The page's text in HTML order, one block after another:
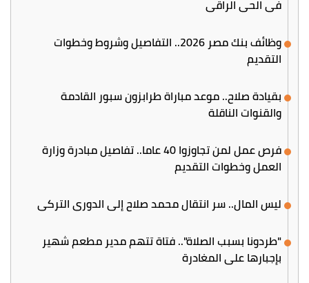
في الحي الراقي
وظائف بنك مصر 2026.. التفاصيل وشروط وخطوات
التقديم
بقيادة صلاح.. موعد مباراة طرابزون سبور القادمة
والقنوات الناقلة
فرص عمل لمن تجاوزوا 40 عاما.. تفاصيل مبادرة وزارة
العمل وخطوات التقديم
ليس المال.. سر انتقال محمد صلاح إلى الدوري التركي
"طردونا بسبب الصلاة".. فتاة تتهم مدير مطعم شهير
بإجبارها على المغادرة